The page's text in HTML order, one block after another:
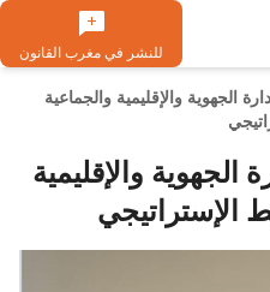
للنشر في مغرب القانون
الجهوية والإقليمية والجماعية
الجهوية والإقليمية
الإستراتيجي